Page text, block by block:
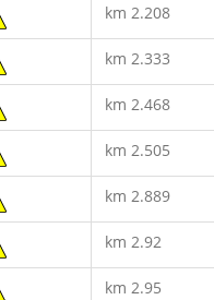
km 2.208
km 2.333
km 2.468
km 2.505
km 2.889
km 2.92
km 2.95